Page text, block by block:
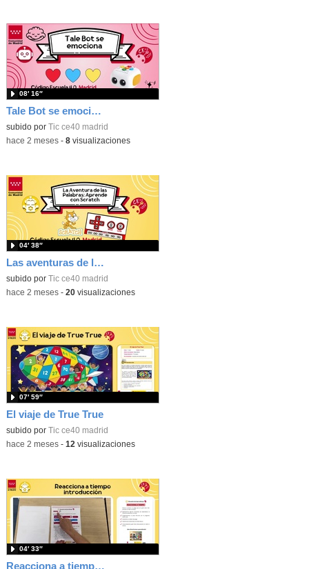
Tale Bot se emociona
subido por Tic ce40 madrid
08′ 16″
-hace 2 meses- 8visualizaciones
Las aventuras de la palabras. Aprende con Scratch
subido por Tic ce40 madrid
04′ 38″
-hace 2 meses- 20visualizaciones
El viaje de True True
subido por Tic ce40 madrid
07′ 59″
-hace 2 meses- 12 visualizaciones
Reacciona a tiempo: programación y reflejos con Micro:bit
04′ 33″